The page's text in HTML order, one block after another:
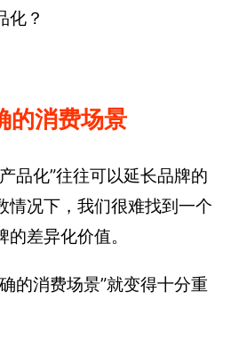
化？
的消费场景
品化”往往可以延长品牌的
情况下，我们很难找到一个
差异化价值。
的消费场景”就变得十分重